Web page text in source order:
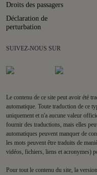
Droits des passagers
Déclaration de
perturbation
SUIVEZ-NOUS SUR
Le contenu de ce site peut avoir été
automatique. Toute traduction de ce
uniquement et n'a aucune valeur
fournir des traductions, mais elles
automatiques peuvent manquer de
les mots peuvent être traduits de
vidéos, fichiers, liens et acronymes)
Pour tout le contenu du site, la